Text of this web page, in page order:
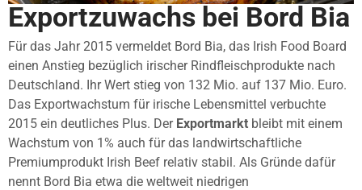
Exportzuwachs bei Bord Bia
Für das Jahr 2015 vermeldet Bord Bia, das Irish Food Board
einen Anstieg bezüglich irischer Rindfleischprodukte nach
Deutschland. Ihr Wert stieg von 132 Mio. auf 137 Mio. Euro.
Das Exportwachstum für irische Lebensmittel verbuchte
2015 ein deutliches Plus. Der Exportmarkt bleibt mit einem
Wachstum von 1% auch für das landwirtschaftliche
Premiumprodukt Irish Beef relativ stabil. Als Gründe dafür
nennt Bord Bia etwa die weltweit niedrigen